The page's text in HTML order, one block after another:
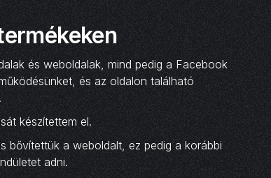
és weboldalak, mind pedig a Facebook
és az oldalon található
készítettem el.
bővítettük a weboldalt, ez pedig a korábbi
adni.